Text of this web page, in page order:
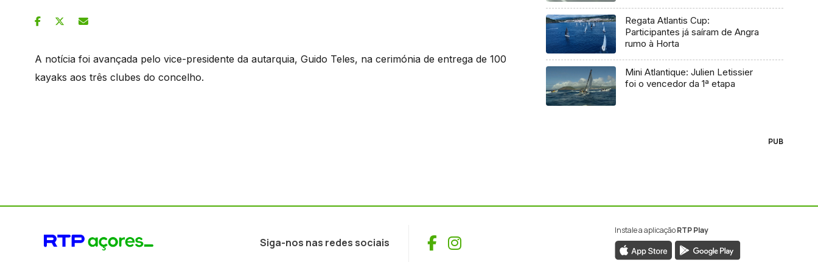
A notícia foi avançada pelo vice-presidente da autarquia, Guido Teles, na cerimónia de entrega de 100
kayaks aos três clubes do concelho.
Regata Atlantis Cup:
Participantes já saíram de Angra
rumo à Horta
Mini Atlantique: Julien Letissier
foi o vencedor da 1ª etapa
PUB
Siga-nos nas redes sociais Facebook
Instagram
Instale a aplicaçãoRTP Play